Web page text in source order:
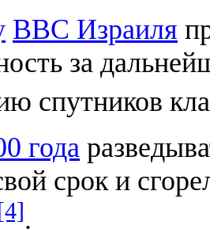
ВВС Израиля
за
спутников
года
срок и
.